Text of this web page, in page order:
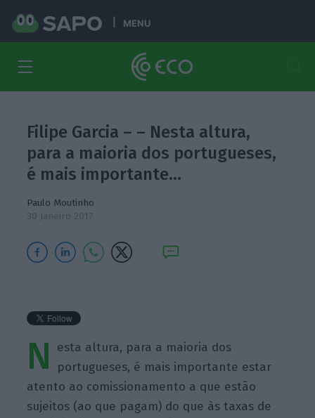
MENU
Filipe Garcia – – Nesta altura,
para a maioria dos portugueses,
é mais importante…
Paulo Moutinho
30 Janeiro 2017
N
esta altura, para a maioria dos
portugueses, é mais importante estar
atento ao comissionamento a que estão
sujeitos (ao que pagam) do que às taxas de